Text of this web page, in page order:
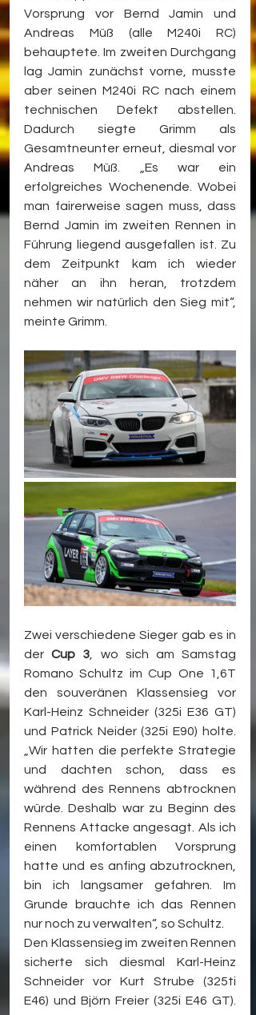
Vorsprung vor Bernd Jamin und
Andreas Müß (alle M240i RC)
behauptete. Im zweiten Durchgang
lag Jamin zunächst vorne, musste
aber seinen M240i RC nach einem
technischen Defekt abstellen.
Dadurch siegte Grimm als
Gesamtneunter erneut, diesmal vor
Andreas Müß. „Es war ein
erfolgreiches Wochenende. Wobei
man fairerweise sagen muss, dass
Bernd Jamin im zweiten Rennen in
Führung liegend ausgefallen ist. Zu
dem Zeitpunkt kam ich wieder
näher an ihn heran, trotzdem
nehmen wir natürlich den Sieg mit“,
meinte Grimm.
Zwei verschiedene Sieger gab es in
der Cup 3 , wo sich am Samstag
Romano Schultz im Cup One 1,6T
den souveränen Klassensieg vor
Karl-Heinz Schneider (325i E36 GT)
und Patrick Neider (325i E90) holte.
„Wir hatten die perfekte Strategie
und dachten schon, dass es
während des Rennens abtrocknen
würde. Deshalb war zu Beginn des
Rennens Attacke angesagt. Als ich
einen komfortablen Vorsprung
hatte und es anfing abzutrocknen,
bin ich langsamer gefahren. Im
Grunde brauchte ich das Rennen
nur noch zu verwalten“, so Schultz.
Den Klassensieg im zweiten Rennen
sicherte sich diesmal Karl-Heinz
Schneider vor Kurt Strube (325ti
E46) und Björn Freier (325i E46 GT).